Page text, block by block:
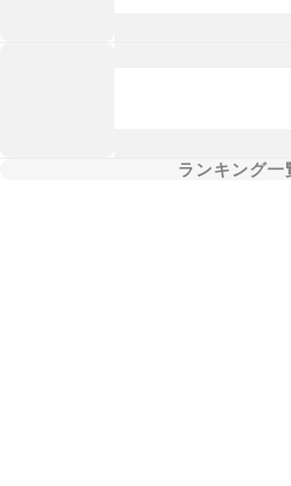
ランキング一